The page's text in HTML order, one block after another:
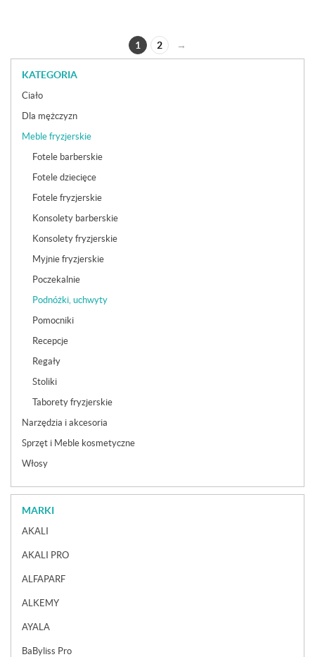
1 2 →
KATEGORIA
Ciało
Dla mężczyzn
Meble fryzjerskie
Fotele barberskie
Fotele dziecięce
Fotele fryzjerskie
Konsolety barberskie
Konsolety fryzjerskie
Myjnie fryzjerskie
Poczekalnie
Podnóżki, uchwyty
Pomocniki
Recepcje
Regały
Stoliki
Taborety fryzjerskie
Narzędzia i akcesoria
Sprzęt i Meble kosmetyczne
Włosy
MARKI
AKALI
AKALI PRO
ALFAPARF
ALKEMY
AYALA
BaByliss Pro